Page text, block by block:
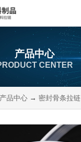
产品中心
CENTER
产品中心→ 密封骨条拉链